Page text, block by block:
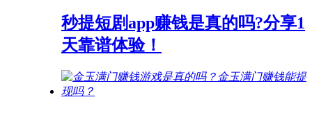
秒提短剧app赚钱是真的吗?分享1
天靠谱体验！